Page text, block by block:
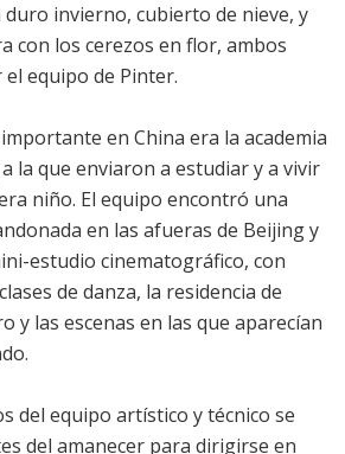
invierno, cubierto de nieve, y
con los cerezos en flor, ambos
equipo de Pinter.
en China era la academia
la que enviaron a estudiar y a vivir
niño. El equipo encontró una
en las afueras de Beijing y
estudio cinematográfico, con
de danza, la residencia de
y las escenas en las que aparecían
del equipo artístico y técnico se
del amanecer para dirigirse en